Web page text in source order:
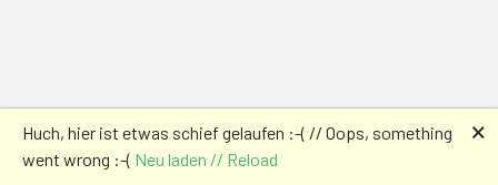
Huch, hier ist etwas schief gelaufen :-( // Oops, something
went wrong :-( Neu laden // Reload
🗙